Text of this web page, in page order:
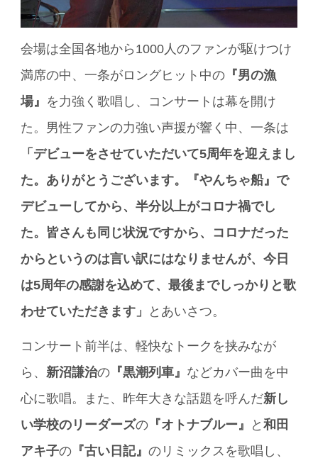
会場は全国各地から1000人のファンが駆けつけ
満席の中、一条がロングヒット中の 『男の漁
場』 を力強く歌唱し、コンサートは幕を開け
た。男性ファンの力強い声援が響く中、一条は
「デビューをさせていただいて5周年を迎えまし
た。ありがとうございます。『やんちゃ船』で
デビューしてから、半分以上がコロナ禍でし
た。皆さんも同じ状況ですから、コロナだった
からというのは言い訳にはなりませんが、今日
は5周年の感謝を込めて、最後までしっかりと歌
わせていただきます」
とあいさつ。
コンサート前半は、軽快なトークを挟みなが
ら、 新沼謙治の 『黒潮列車』 などカバー曲を中
心に歌唱。また、昨年大きな話題を呼んだ新し
い学校のリーダーズの 『オトナブルー』 と和田
アキ子の 『古い日記』のリミックスを歌唱し、